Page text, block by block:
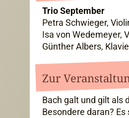
Trio September
Petra Schwieger,
Isa von Wedemeyer,
Günther Albers,
Zur
Bach galt und gilt als
Besondere daran?